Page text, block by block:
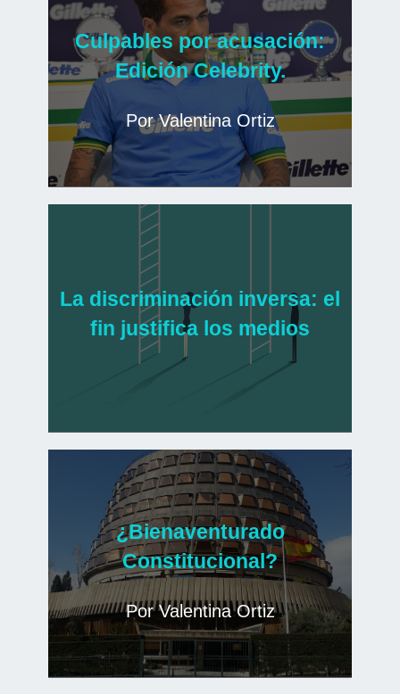
Culpables por acusación:
Edición Celebrity.
Por Valentina Ortiz
La discriminación inversa: el
fin justifica los medios
¿Bienaventurado
Constitucional?
Por Valentina Ortiz